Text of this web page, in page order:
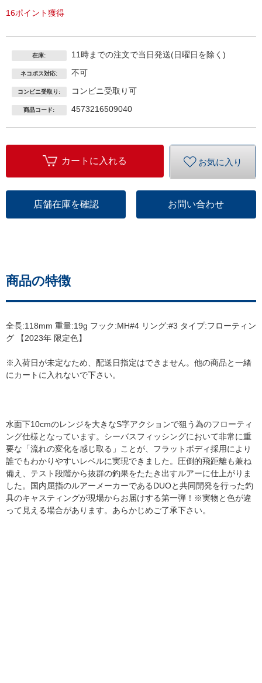
16ポイント獲得
在庫: 11時までの注文で当日発送(日曜日を除く)
ネコポス対応: 不可
コンビニ受取り: コンビニ受取り可
商品コード: 4573216509040
カートに入れる お気に入り
店舗在庫を確認 お問い合わせ
商品の特徴
全長:118mm 重量:19g フック:MH#4 リング:#3 タイプ:フローティン
グ 【2023年 限定色】
※入荷日が未定なため、配送日指定はできません。他の商品と一緒
にカートに入れないで下さい。
水面下10cmのレンジを大きなS字アクションで狙う為のフローティ
ング仕様となっています。シーバスフィッシングにおいて非常に重
要な「流れの変化を感じ取る」ことが、フラットボディ採用により
誰でもわかりやすいレベルに実現できました。圧倒的飛距離も兼ね
備え、テスト段階から抜群の釣果をたたき出すルアーに仕上がりま
した。国内屈指のルアーメーカーであるDUOと共同開発を行った釣
具のキャスティングが現場からお届けする第一弾！※実物と色が違
って見える場合があります。あらかじめご了承下さい。